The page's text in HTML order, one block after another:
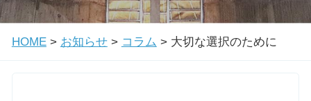
関口教会について
教会学校・中高生会
HOME> お知らせ> コラム > 大切な選択のために